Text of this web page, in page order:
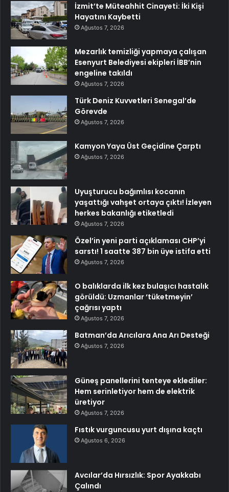
İzmit’te Müteahhit Cinayeti: İki Kişi
Hayatını Kaybetti
Ağustos 7, 2026
Mezarlık temizliği yapmaya çalışan
Esenyurt Belediyesi ekipleri İBB’nin
engeline takıldı
Ağustos 7, 2026
Türk Deniz Kuvvetleri Senegal’de
Görevde
Ağustos 7, 2026
Kamyon Yaya Üst Geçidine Çarptı
Ağustos 7, 2026
Uyuşturucu bağımlısı kocanın
yaşattığı vahşet ortaya çıktı! İzleyen
herkes bakanlığı etiketledi
Ağustos 7, 2026
Özel’in yeni parti açıklaması CHP’yi
sarstı! 1 saatte 387 bin üye istifa etti
Ağustos 7, 2026
O balıklarda ilk kez bulaşıcı hastalık
görüldü: Uzmanlar ‘tüketmeyin’
çağrısı yaptı
Ağustos 7, 2026
Batman’da Arıcılara Ana Arı Desteği
Ağustos 7, 2026
Güneş panellerini tenteye eklediler:
Hem serinletiyor hem de elektrik
üretiyor
Ağustos 7, 2026
Fıstık vurguncusu yurt dışına kaçtı
Ağustos 6, 2026
Avcılar’da Hırsızlık: Spor Ayakkabı
Çalındı